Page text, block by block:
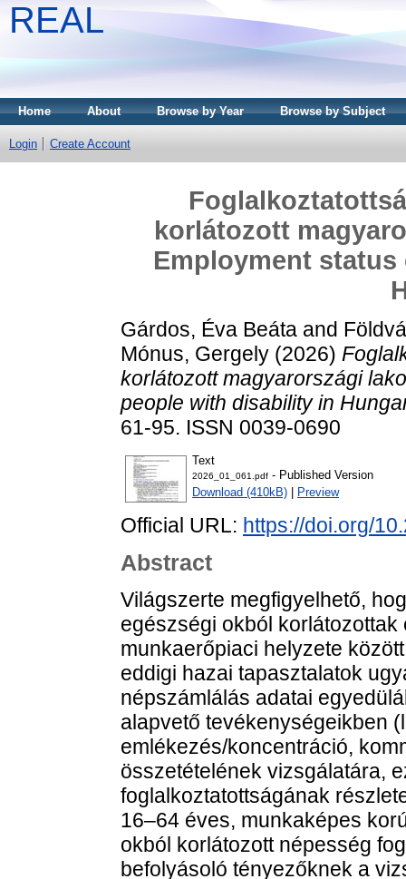
REAL
Home About Browse by Year Browse by Subject
Login Create Account
korlátozott
Employment
Gárdos, Éva Beáta and
Mónus, Gergely (2026)
korlátozott magyarországi
people with disability in
61-95. ISSN 0039-0690
Text
2026_01_061.pdf - Published Version
Download (410kB)
Preview
Official URL: https://doi.org/
Abstract
Világszerte megfigyelhető,
egészségi okból
munkaerőpiaci helyzete
eddigi hazai tapasztalatok
népszámlálás adatai
alapvető tevékenységeikben
emlékezés/koncentráció,
összetételének vizsgálatára,
foglalkoztatottságának
16–64 éves, munkaképes
okból korlátozott népesség
befolyásoló tényezőknek a